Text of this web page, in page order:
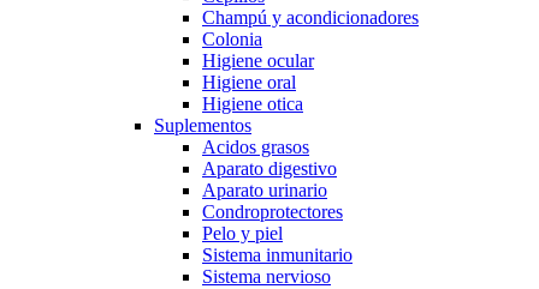
Champú y acondicionadores
Colonia
Higiene ocular
Higiene oral
Higiene otica
Suplementos
Acidos grasos
Aparato digestivo
Aparato urinario
Condroprotectores
Pelo y piel
Sistema inmunitario
Sistema nervioso